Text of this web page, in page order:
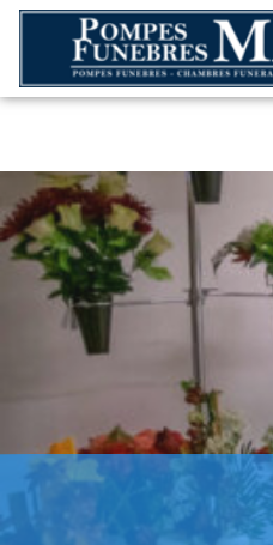
Aller
NOS SERVICES NOS AGENCES